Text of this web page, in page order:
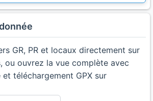
GR, PR et locaux directement sur
ou ouvrez la vue complète avec
téléchargement GPX sur